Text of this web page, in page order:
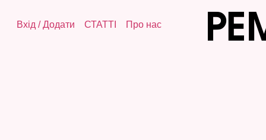
Вхід /Додати СТАТТІ Про нас